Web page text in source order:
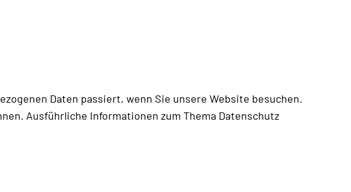
Daten passiert, wenn Sie unsere Website besuchen.
Ausführliche Informationen zum Thema Datenschutz